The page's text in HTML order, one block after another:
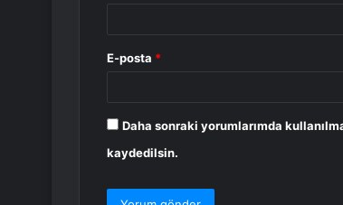
E-posta *
Daha sonraki yorumlarımda
kaydedilsin.